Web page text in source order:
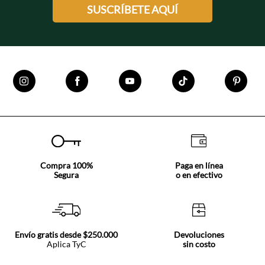
SUSCRÍBETE AQUÍ
Compra 100%
Segura
Paga en línea
o en efectivo
Envío gratis desde $250.000
Aplica TyC
Devoluciones
sin costo